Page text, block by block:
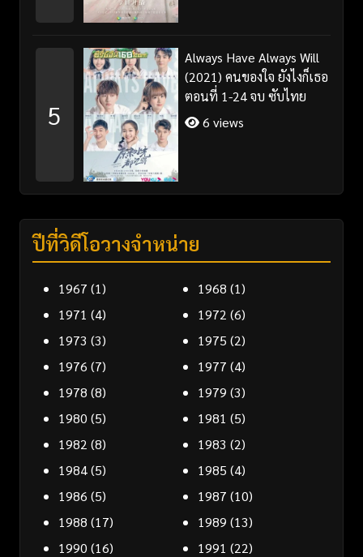
5
Always Have Always Will
(2021) คนของใจ ยังไงก็เธอ
ตอนที่ 1-24 จบ ซับไทย
6 views
ปีที่วิดีโอวางจำหน่าย
1967 (1) 1968 (1)
1971 (4) 1972 (6)
1973 (3) 1975 (2)
1976 (7) 1977 (4)
1978 (8) 1979 (3)
1980 (5) 1981 (5)
1982 (8) 1983 (2)
1984(5) 1985 (4)
1986 (5) 1987 (10)
1988 (17) 1989 (13)
1990 (16) 1991 (22)